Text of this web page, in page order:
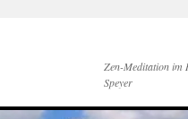
Zen-Meditation im
Speyer